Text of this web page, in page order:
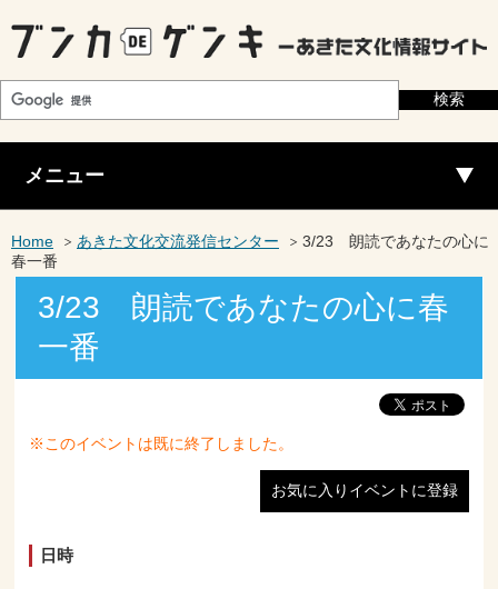
メニュー
Home あきた文化交流発信センター
3/23 朗読であなたの心に
春一番
3/23 朗読であなたの心に春
一番
※このイベントは既に終了しました。
お気に入りイベントに登録
日時